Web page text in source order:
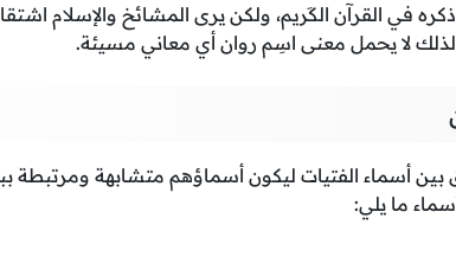
في القرآن الكَريم، ولكن يرى المشائخ والإسلام
لذلك لا يحمل معنى اسِم روان أي معاني مسيئة.
بين أسماء الفتيات ليكون أسماؤهم متشابهة ومرتبطة
ما يلي: